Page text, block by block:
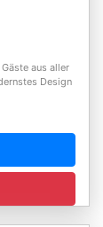
aus aller
Design